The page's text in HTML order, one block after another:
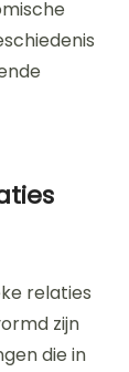
relaties
zijn
die in